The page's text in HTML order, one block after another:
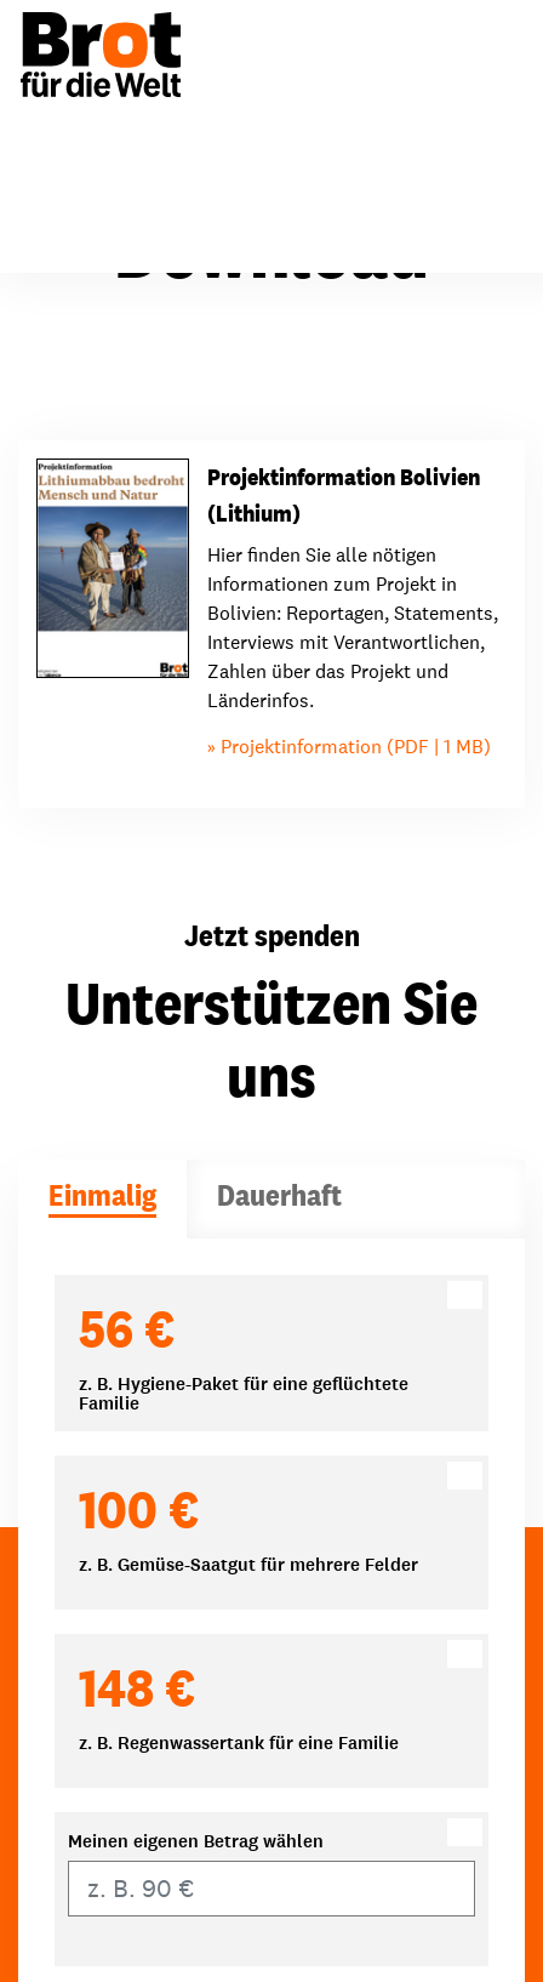
Download
Projektinformation Bolivien
(Lithium)
Hier finden Sie alle nötigen
Informationen zum Projekt in
Bolivien: Reportagen, Statements,
Interviews mit Verantwortlichen,
Zahlen über das Projekt und
Länderinfos.
Projektinformation (PDF | 1 MB)
Jetzt spenden
Unterstützen Sie
uns
Einmalig Dauerhaft
56 €
z. B. Hygiene-Paket für eine geflüchtete
Familie
100 €
z. B. Gemüse-Saatgut für mehrere Felder
148 €
z. B. Regenwassertank für eine Familie
Meinen eigenen Betrag wählen